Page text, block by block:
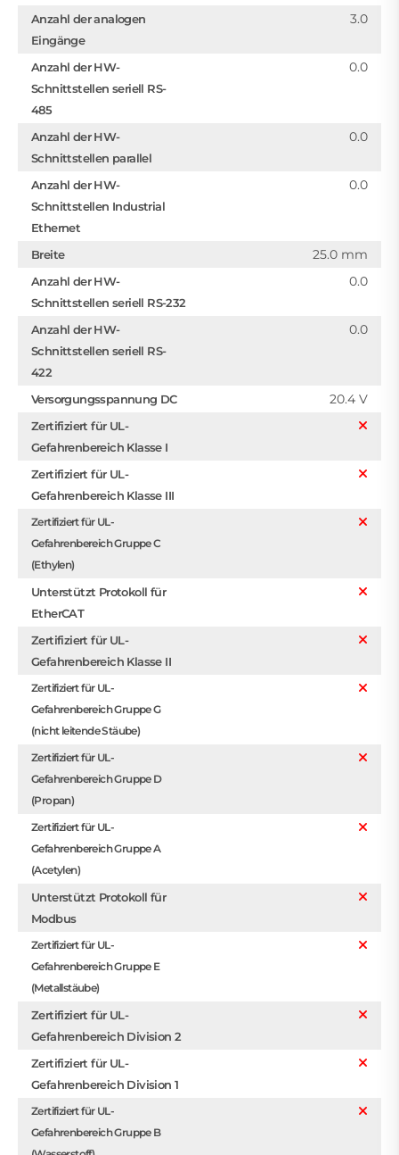
Anzahl der analogen
Eingänge
3.0
Anzahl der HW-
Schnittstellen seriell RS-
485
0.0
Anzahl der HW-
Schnittstellen parallel
0.0
Anzahl der HW-
Schnittstellen Industrial
Ethernet
0.0
Breite 25.0 mm
Anzahl der HW-
Schnittstellen seriell RS-232
0.0
Anzahl der HW-
Schnittstellen seriell RS-
422
0.0
Versorgungsspannung DC 20.4 V
Zertifiziert für UL-
Gefahrenbereich Klasse I
Zertifiziert für UL-
Gefahrenbereich Klasse III
Zertifiziert für UL-
Gefahrenbereich Gruppe C
(Ethylen)
Unterstützt Protokoll für
EtherCAT
Zertifiziert für UL-
Gefahrenbereich Klasse II
Zertifiziert für UL-
Gefahrenbereich Gruppe G
(nicht leitende Stäube)
Zertifiziert für UL-
Gefahrenbereich Gruppe D
(Propan)
Zertifiziert für UL-
Gefahrenbereich Gruppe A
(Acetylen)
Unterstützt Protokoll für
Modbus
Zertifiziert für UL-
Gefahrenbereich Gruppe E
(Metallstäube)
Zertifiziert für UL-
Gefahrenbereich Division 2
Zertifiziert für UL-
Gefahrenbereich Division 1
Zertifiziert für UL-
Gefahrenbereich Gruppe B